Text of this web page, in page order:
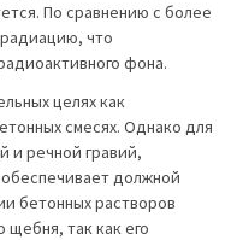
По сравнению с более
что
фона.
целях как
смесях. Однако для
и речной гравий,
обеспечивает должной
бетонных растворов
щебня, так как его